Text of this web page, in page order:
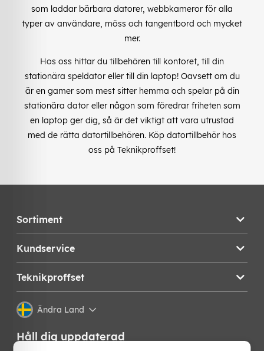
som laddar bärbara datorer, webbkameror för alla
typer av användare, möss och tangentbord och mycket
mer.
Hos oss hittar du tillbehören till kontoret, till din
stationära speldator eller till din laptop! Oavsett om du
är en gamer som mest sitter hemma och spelar på din
stationära dator eller någon som föredrar friheten som
en laptop ger dig, så är det viktigt att vara utrustad
med de rätta datortillbehören. Köp datortillbehör hos
oss på Teknikproffset!
Sortiment
Kundservice
Teknikproffset
Ändra Land
Håll dig uppdaterad